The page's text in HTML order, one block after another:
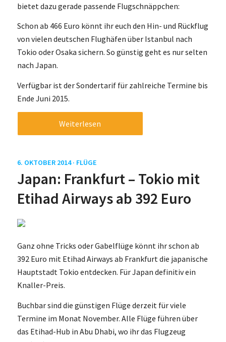
bietet dazu gerade passende Flugschnäppchen:
Schon ab 466 Euro könnt ihr euch den Hin- und Rückflug
von vielen deutschen Flughäfen über Istanbul nach
Tokio oder Osaka sichern. So günstig geht es nur selten
nach Japan.
Verfügbar ist der Sondertarif für zahlreiche Termine bis
Ende Juni 2015.
Weiterlesen
6. OKTOBER 2014 · FLÜGE
Japan: Frankfurt – Tokio mit
Etihad Airways ab 392 Euro
Ganz ohne Tricks oder Gabelflüge könnt ihr schon ab
392 Euro mit Etihad Airways ab Frankfurt die japanische
Hauptstadt Tokio entdecken. Für Japan definitiv ein
Knaller-Preis.
Buchbar sind die günstigen Flüge derzeit für viele
Termine im Monat November. Alle Flüge führen über
das Etihad-Hub in Abu Dhabi, wo ihr das Flugzeug